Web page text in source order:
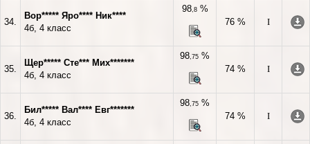
34.
Вор***** Яро**** Ник****
4б, 4 класс
98,8%
76 %
I
35.
Щер***** Сте*** Мих*******
4б, 4 класс
98,75 %
74 %
I
36.
Бил***** Вал**** Евг*******
4б, 4 класс
98,75 %
74 %
I